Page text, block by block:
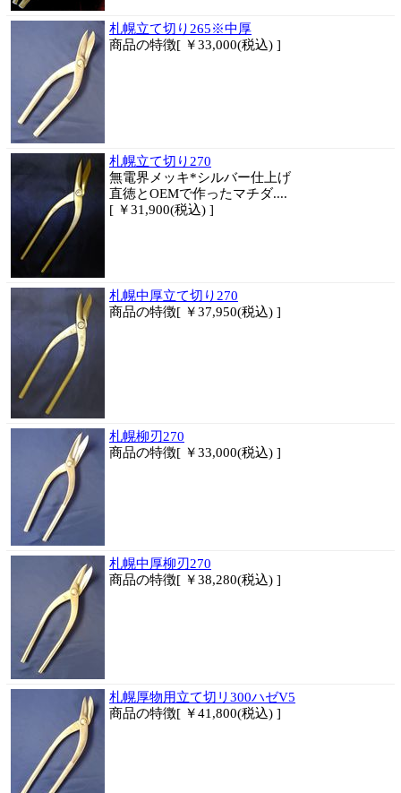
札幌立て切り265※中厚
商品の特徴[ ￥33,000(税込) ]
札幌立て切り270
無電界メッキ*シルバー仕上げ
直徳とOEMで作ったマチダ....
[ ￥31,900(税込) ]
札幌中厚立て切り270
商品の特徴[ ￥37,950(税込) ]
札幌柳刃270
商品の特徴[ ￥33,000(税込) ]
札幌中厚柳刃270
商品の特徴[ ￥38,280(税込) ]
札幌厚物用立て切リ300ハゼV5
商品の特徴[ ￥41,800(税込) ]